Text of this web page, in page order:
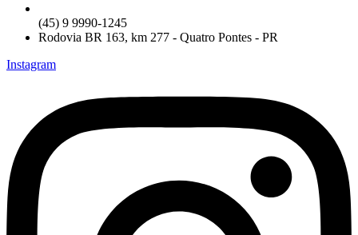
(45) 9 9990-1245
Rodovia BR 163, km 277 - Quatro Pontes - PR
Instagram